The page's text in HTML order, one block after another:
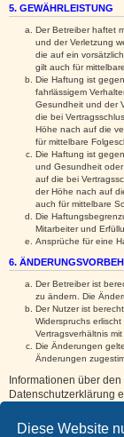
Diese Website
5. GEWÄHRLEISTUNG
Der Betreiber haftet
und der Verletzung
die auf ein
gilt auch für
Die Haftung ist
fahrlässigem
Gesundheit und der
die bei
Höhe nach auf die
für mittelbare
Die Haftung ist
und Gesundheit
auf die bei
der Höhe nach auf
auch für mittelbare
Die
Mitarbeiter und
Ansprüche für eine
6.
Der Betreiber ist
zu ändern. Die
Der Nutzer ist
Widerspruchs
Vertragsverhältnis mit
Die Änderungen
Änderungen
Informationen über
Datenschutzerklärung